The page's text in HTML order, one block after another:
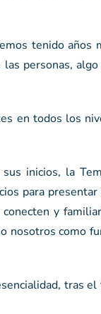
tenido años
personas,
en todos los
inicios, la
para
y
nosotros como
tras